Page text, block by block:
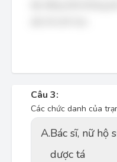
Câu 3:
Các chức danh của
A.Bác sĩ, nữ hộ
dược tá